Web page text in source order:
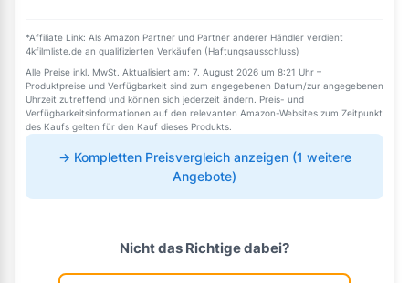
*Affiliate Link: Als Amazon Partner und Partner anderer Händler verdient
4kfilmliste.de an qualifizierten Verkäufen (Haftungsausschluss)
Alle Preise inkl. MwSt. Aktualisiert am: 7. August 2026 um 8:21 Uhr –
Produktpreise und Verfügbarkeit sind zum angegebenen Datum/zur angegebenen
Uhrzeit zutreffend und können sich jederzeit ändern. Preis- und
Verfügbarkeitsinformationen auf den relevanten Amazon-Websites zum Zeitpunkt
des Kaufs gelten für den Kauf dieses Produkts.
→ Kompletten Preisvergleich anzeigen (1 weitere
Angebote)
Nicht das Richtige dabei?